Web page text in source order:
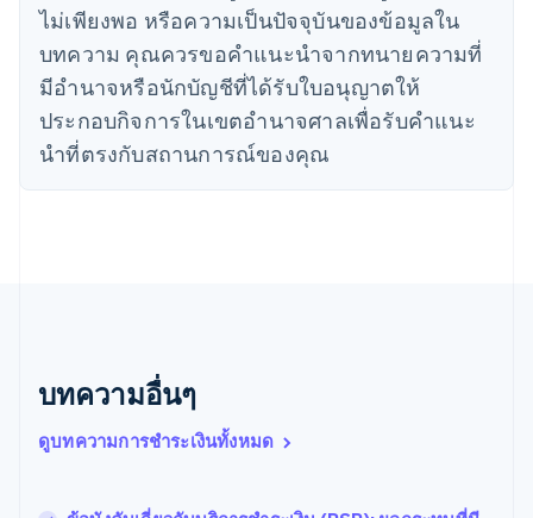
ไม่เพียงพอ หรือความเป็นปัจจุบันของข้อมูลใน
บทความ คุณควรขอคําแนะนําจากทนายความที่
มีอํานาจหรือนักบัญชีที่ได้รับใบอนุญาตให้
ประกอบกิจการในเขตอํานาจศาลเพื่อรับคําแนะ
นําที่ตรงกับสถานการณ์ของคุณ
บทความอื่นๆ
ดูบทความการชำระเงินทั้งหมด
ญี่ปุ่น
เดนมาร์ก
English
ไทย
ไทยEnglish
นอร์เวย์
เบลเยียม
Français Deutsch
โปรตุเกส